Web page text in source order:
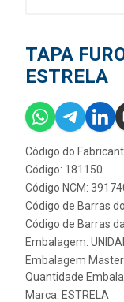
TAPA
ESTRELA
Código do
Código: 181150
Código NCM:
Código de Barras
Código de Barras
Embalagem:
Embalagem
Quantidade
Marca: ESTRELA